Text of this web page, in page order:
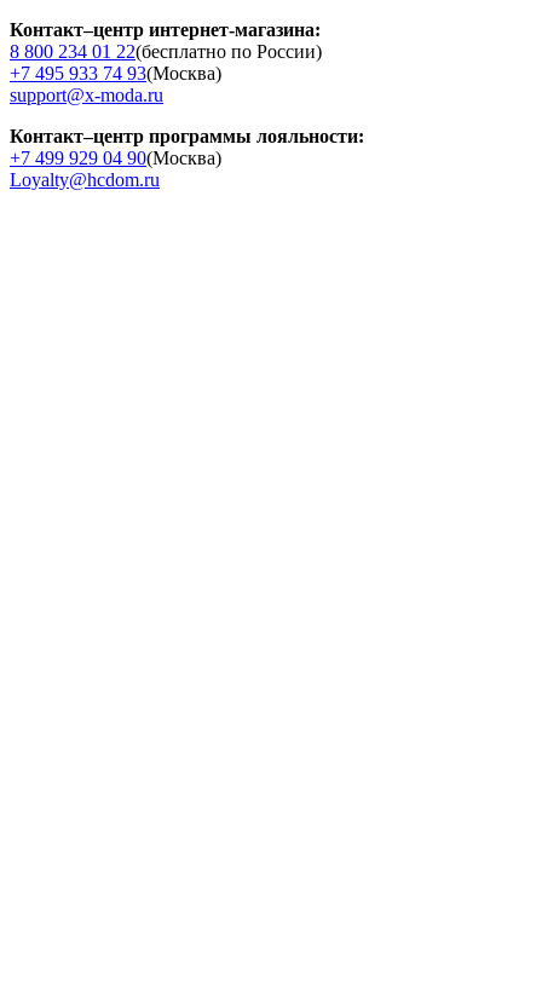
Контакт–центр интернет-магазина:
8 800 234 01 22(бесплатно по России)
+7 495 933 74 93(Москва)
support@x-moda.ru
Контакт–центр программы лояльности:
+7 499 929 04 90(Москва)
Loyalty@hcdom.ru